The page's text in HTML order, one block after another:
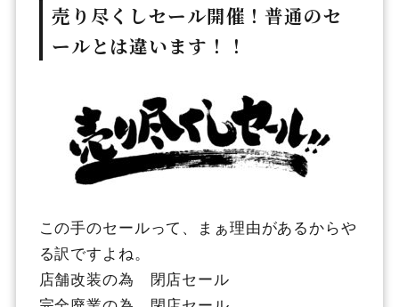
売り尽くしセール開催！普通のセ
ールとは違います！！
この手のセールって、まぁ理由があるからや
る訳ですよね。
店舗改装の為 閉店セール